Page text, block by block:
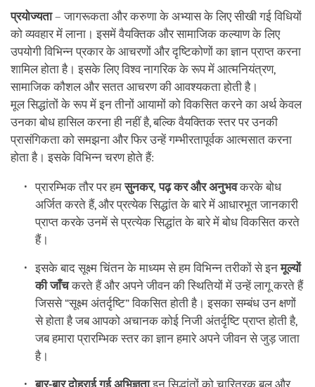
प्रयोज्यता– जागरूकता और करुणा के अभ्यास के लिए सीखी गई विधियों
को व्यवहार में लाना। इसमें वैयक्तिक और सामाजिक कल्याण के लिए
उपयोगी विभिन्न प्रकार के आचरणों और दृष्टिकोणों का ज्ञान प्राप्त करना
शामिल होता है। इसके लिए विश्व नागरिक के रूप में आत्मनियंत्रण,
सामाजिक कौशल और सतत आचरण की आवश्यकता होती है।
मूल सिद्धांतों के रूप में इन तीनों आयामों को विकसित करने का अर्थ केवल
उनका बोध हासिल करना ही नहीं है, बल्कि वैयक्तिक स्तर पर उनकी
प्रासंगिकता को समझना और फिर उन्हें गम्भीरतापूर्वक आत्मसात करना
होता है। इसके विभिन्न चरण होते हैं:
प्रारम्भिक तौर पर हमसुनकर, पढ़ कर और अनुभवकरके बोध
अर्जित करते हैं, और प्रत्येक सिद्धांत के बारे में आधारभूत जानकारी
प्राप्त करके उनमें से प्रत्येक सिद्धांत के बारे में बोध विकसित करते
हैं।
इसके बाद सूक्ष्म चिंतन के माध्यम से हम विभिन्न तरीकों से इनमूल्यों
की जाँचकरते हैं और अपने जीवन की स्थितियों में उन्हें लागू करते हैं
जिससे “सूक्ष्म अंतर्दृष्टि” विकसित होती है। इसका सम्बंध उन क्षणों
से होता है जब आपको अचानक कोई निजी अंतर्दृष्टि प्राप्त होती है,
जब हमारा प्रारम्भिक स्तर का ज्ञान हमारे अपने जीवन से जुड़ जाता
है।
बार-बार दोहराई गई अभिज्ञताइन सिद्धांतों को चारित्रक बल और